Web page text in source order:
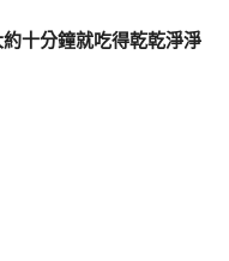
十分鐘就吃得乾乾淨淨